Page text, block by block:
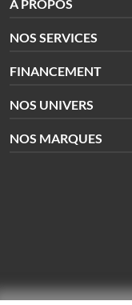
À PROPOS
NOS SERVICES
FINANCEMENT
NOS UNIVERS
NOS MARQUES